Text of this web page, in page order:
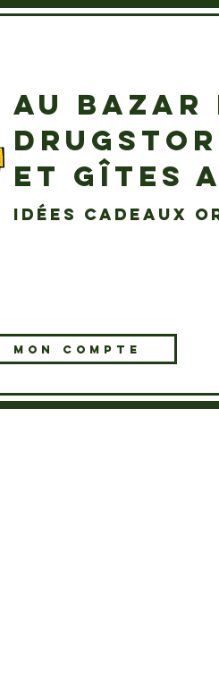
AU BAZAR
ET GÎTES
idées cadeaux
MON COMPTE